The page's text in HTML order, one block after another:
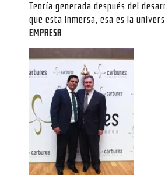
Teoría generada después del
que esta inmersa, esa es la
EMPRESA